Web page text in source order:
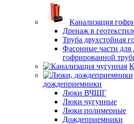
Канализация
Дренаж в
Труба двухстойная
Фасонные части для
гофрированной
дождеприемники
Люки ВЧШГ
Люки чугунные
Люки полимерные
Дождеприемники